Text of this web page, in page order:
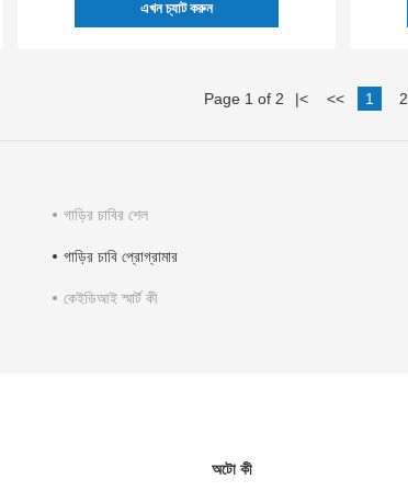
এখন চ্যাট করুন
Page 1 of 2 |< << 1 2
গাড়ির চাবির শেল
গাড়ির চাবি প্রোগ্রামার
কেইডিআই স্মার্ট কী
অটো কী